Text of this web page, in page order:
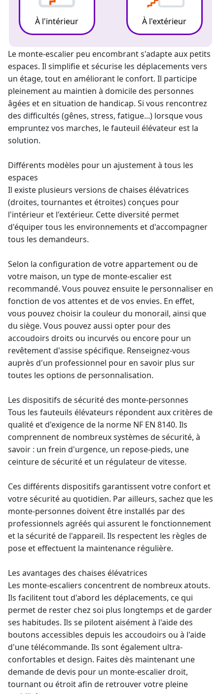
À l'intérieur À l'extérieur
Le monte-escalier peu encombrant s'adapte aux petits
espaces. Il simplifie et sécurise les déplacements vers
un étage, tout en améliorant le confort. Il participe
pleinement au maintien à domicile des personnes
âgées et en situation de handicap. Si vous rencontrez
des difficultés (gênes, stress, fatigue...) lorsque vous
empruntez vos marches, lefauteuil élévateur est la
solution.
Différents modèles pour un ajustement à tous les
espaces
Il existe plusieurs versions de chaises élévatrices
(droites, tournantes et étroites) conçues pour
l'intérieur et l'extérieur. Cette diversité permet
d'équiper tous les environnements et d'accompagner
tous les demandeurs.
Selon la configuration de votre appartement ou de
votre maison, un type de monte-escalier est
recommandé. Vous pouvez ensuite le personnaliser en
fonction de vos attentes et de vos envies. En effet,
vous pouvez choisir la couleur du monorail, ainsi que
du siège. Vous pouvez aussi opter pour des
accoudoirs droits ou incurvés ou encore pour un
revêtement d'assise spécifique. Renseignez-vous
auprès d'un professionnel pour en savoir plus sur
toutes les options de personnalisation.
Les dispositifs de sécurité des monte-personnes
Tous les fauteuils élévateurs répondent aux critères de
qualité et d'exigence de la norme NF EN 8140. Ils
comprennent de nombreux systèmes de sécurité, à
savoir : un frein d'urgence, un repose-pieds, une
ceinture de sécurité et un régulateur de vitesse.
Ces différents dispositifs garantissent votre confort et
votre sécurité au quotidien. Par ailleurs, sachez que les
monte-personnes doivent être installés par des
professionnels agréés qui assurent le fonctionnement
et la sécurité de l'appareil. Ils respectent les règles de
pose et effectuent la maintenance régulière.
Les avantages des chaises élévatrices
Les monte-escaliers concentrent de nombreux atouts.
Ils facilitent tout d'abord les déplacements, ce qui
permet de rester chez soi plus longtemps et de garder
ses habitudes. Ils se pilotent aisément à l'aide des
boutons accessibles depuis les accoudoirs ou à l'aide
d'une télécommande. Ils sont également ultra-
confortables et design. Faites dès maintenant une
demande dedevis pour un monte-escalierdroit,
tournant ou étroit afin de retrouver votre pleine